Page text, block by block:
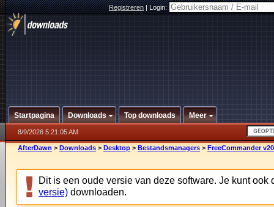
Registreren|Login:
Startpagina Downloads Top downloads Meer
8/9/2026 5:21:05 AM
AfterDawn > Downloads > Desktop > Bestandsmanagers > FreeCommander
Dit is een oude versie van deze software. Je kunt ook
versie) downloaden.